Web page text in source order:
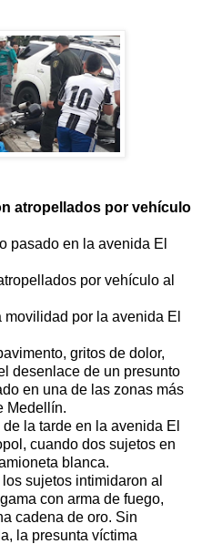
atropellados por vehículo
pasado en la avenida El
por vehículo al
por la avenida El
gritos de dolor,
desenlace de un presunto
en una de las zonas más
Medellín.
la tarde en la avenida El
cuando dos sujetos en
blanca.
sujetos intimidaron al
con arma de fuego,
cadena de oro. Sin
la presunta víctima